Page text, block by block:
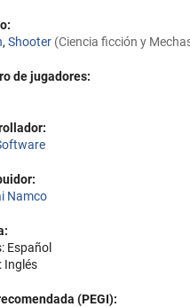
, Shooter (Ciencia ficción y
de jugadores:
Namco
Español
Inglés
(PEGI):